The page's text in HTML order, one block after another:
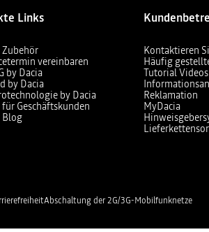
Links
Zubehör
vereinbaren
by Dacia
by Dacia
by Dacia
für Geschäftskunden
Blog
Kontaktieren
Häufig
Tutorial Videos
Reklamation
MyDacia
Abschaltung der 2G/3G-Mobilfunknetze